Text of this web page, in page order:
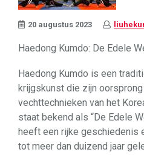
20 augustus 2023
Haedong Kumdo: De Edele
Haedong Kumdo is een
krijgskunst die zijn
vechttechnieken van het
staat bekend als “De Edele
heeft een rijke geschiedenis
tot meer dan duizend jaar